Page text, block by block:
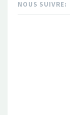
NOUS SUIVRE: